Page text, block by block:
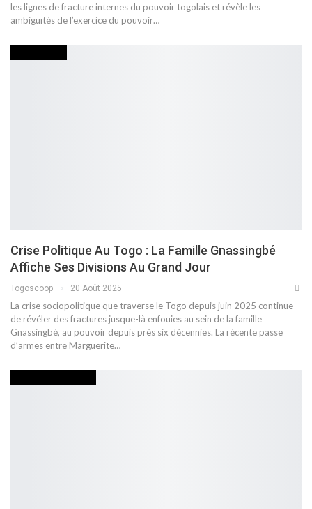
les lignes de fracture internes du pouvoir togolais et révèle les
ambiguïtés de l’exercice du pouvoir…
Crise Politique Au Togo : La Famille Gnassingbé
Affiche Ses Divisions Au Grand Jour
Togoscoop 20 Août 2025
La crise sociopolitique que traverse le Togo depuis juin 2025 continue
de révéler des fractures jusque-là enfouies au sein de la famille
Gnassingbé, au pouvoir depuis près six décennies. La récente passe
d’armes entre Marguerite…